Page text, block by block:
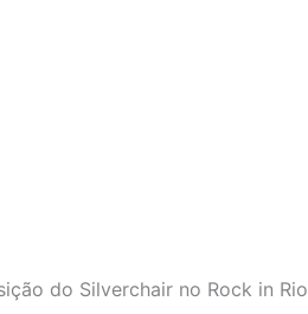
do Silverchair no Rock in